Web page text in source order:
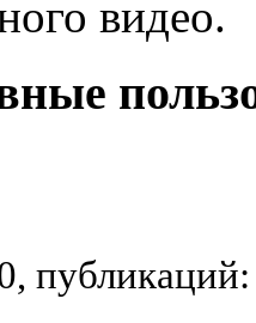
видео.